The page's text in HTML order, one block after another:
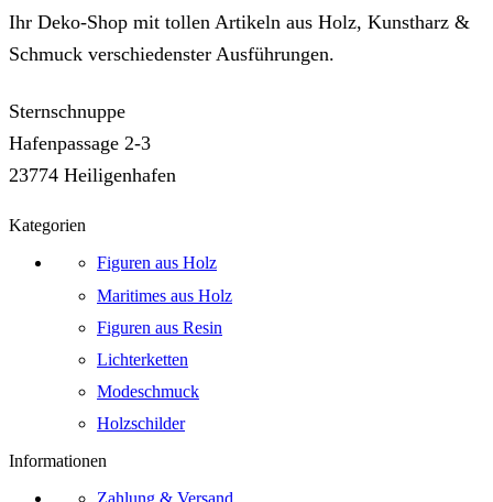
Ihr Deko-Shop mit tollen Artikeln aus Holz, Kunstharz &
Schmuck verschiedenster Ausführungen.
Sternschnuppe
Hafenpassage 2-3
23774 Heiligenhafen
Kategorien
Figuren aus Holz
Maritimes aus Holz
Figuren aus Resin
Lichterketten
Modeschmuck
Holzschilder
Informationen